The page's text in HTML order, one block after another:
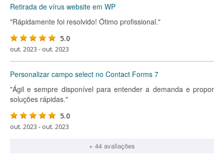
Retirada de vírus website em WP
"Rápidamente foi resolvido! Ótimo profissional."
5.0
out. 2023 - out. 2023
Personalizar campo select no Contact Forms 7
"Ágil e sempre disponível para entender a demanda e propor
soluções rápidas."
5.0
out. 2023 - out. 2023
+ 44 avaliações